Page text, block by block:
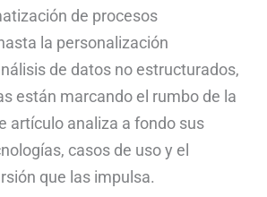
de procesos
la personalización
de datos no estructurados,
están marcando el rumbo de la
artículo analiza a fondo sus
casos de uso y el
que las impulsa.